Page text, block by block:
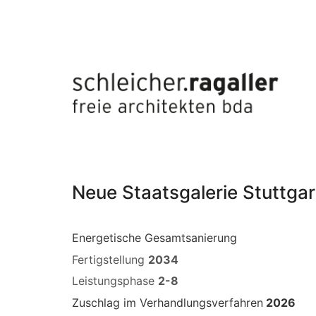
Neue Staatsgalerie
Energetische Gesamtsanierung
Fertigstellung 2034
Leistungsphase 2-8
Zuschlag im Verhandlungsverfahren 2026